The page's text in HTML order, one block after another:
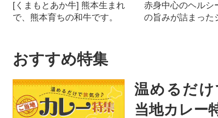
[くまもとあか牛] 熊本生まれ
で、熊本育ちの和牛です。
赤身中心のヘルシ
の旨みが詰まった
おすすめ特集
温めるだ
当地カレー